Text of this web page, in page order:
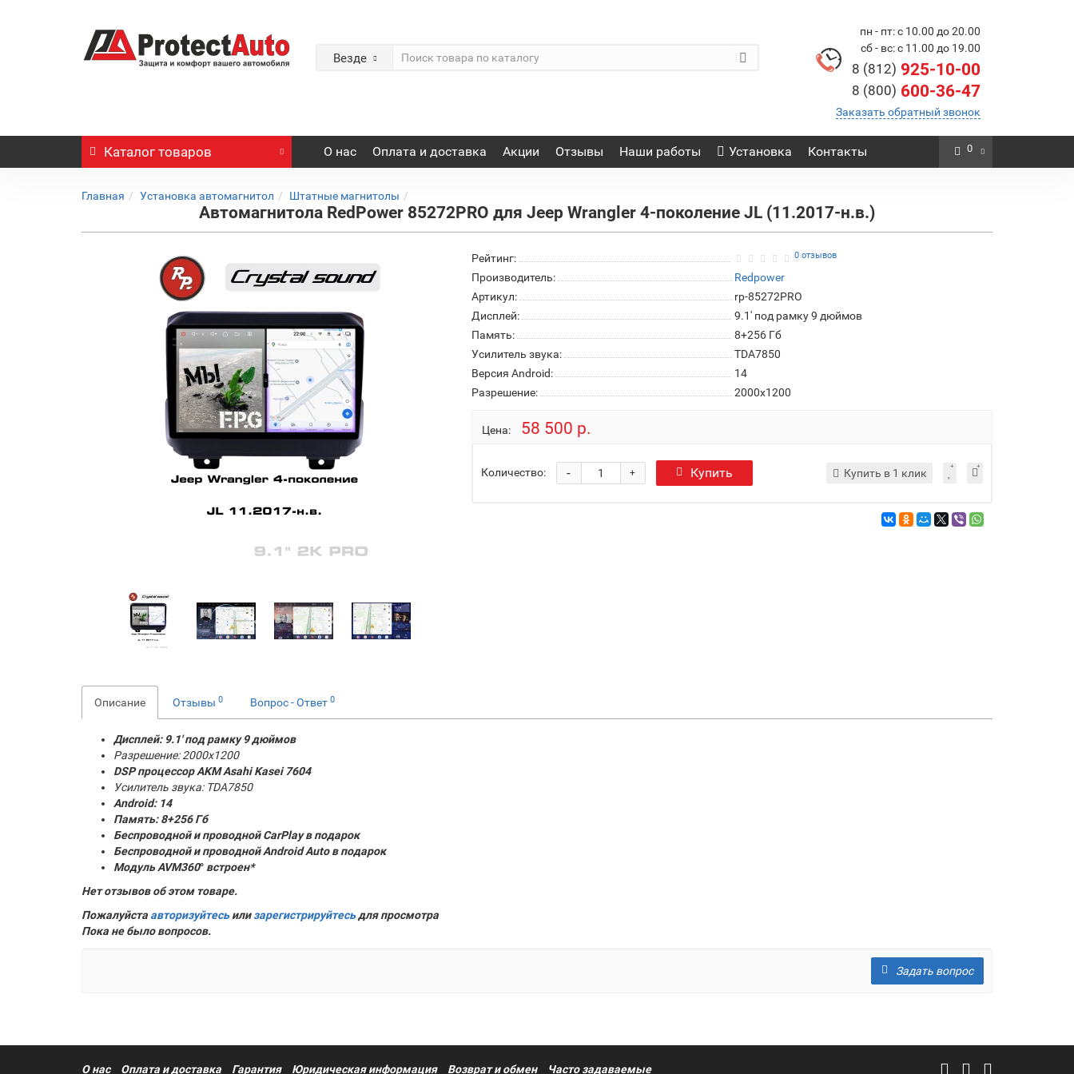
Везде
пн - пт: с 10.00 до 20.00
сб - вс: с 11.00 до 19.00
8 (812) 925-10-00
8 (800) 600-36-47
Заказать обратный звонок
Каталог товаров О нас Оплата и доставка Акции Отзывы Наши работы Установка Контакты 0
Главная Установка автомагнитол Штатные магнитолы
Автомагнитола RedPower 85272PRO для Jeep Wrangler 4-поколение JL (11.2017-н.в.)
Рейтинг: 0 отзывов
Производитель:
Redpower
Артикул:
rp-85272PRO
Дисплей:
9.1' под рамку 9 дюймов
Память:
8+256 Гб
Усилитель звука:
TDA7850
Версия Android:
14
Разрешение:
2000x1200
Цена: 58 500 р.
Количество: +
- Купить Купить в 1 клик
Описание Отзывы 0 Вопрос - Ответ 0
Дисплей: 9.1' под рамку 9 дюймов
Разрешение: 2000x1200
DSP процессор AKM Asahi Kasei 7604
Усилитель звука: TDA7850
Android: 14
Память:8+256 Гб
Беспроводной и проводной CarPlay в подарок
Беспроводной и проводной Android Auto в подарок
Модуль AVM360° встроен*
Нет отзывов об этом товаре.
Пожалуйста авторизуйтесьилизарегистрируйтесьдля просмотра
Пока не было вопросов.
Задать вопрос
О нас Оплата и доставка Гарантия Юридическая информация Возврат и обмен Часто задаваемые